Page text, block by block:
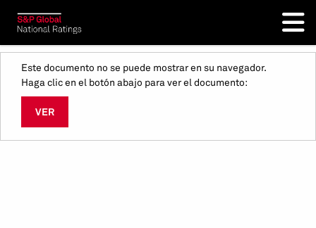
Este documento no se puede mostrar en su navegador.
Haga clic en el botón abajo para ver el documento:
VER